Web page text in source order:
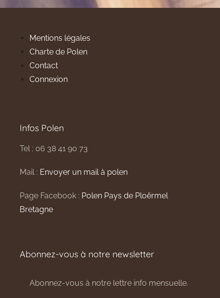
Mentions légales
Charte de Polen
Contact
Connexion
Infos Polen
Tel : 06 38 41 90 73
Mail : Envoyer un mail à polen
Page Facebook : Polen Pays de Ploërmel
Bretagne
Abonnez-vous à notre newsletter
Abonnez-vous à notre lettre info mensuelle.